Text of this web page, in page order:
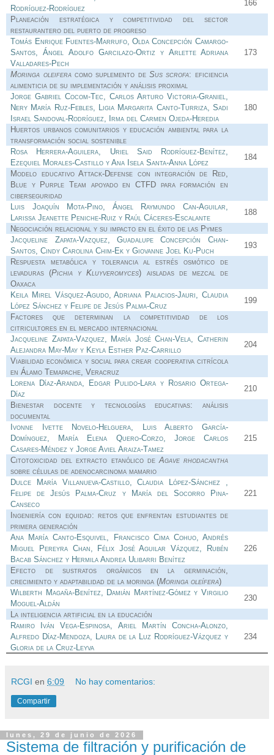
Rodríguez-Rodríguez
166
Planeación estratégica y competitividad del sector
restaurantero del puerto de progreso
Tomás Enrique Fuentes-Marrufo, Olda Concepción Camargo-
Santos, Ángel Adolfo Garcilazo-Ortiz y Arlette Adriana
Valladares-Pech
173
Moringa oleiferacomo suplemento deSus scrofa: eficiencia
alimenticia de su implementación y análisis proximal
Jorge Gabriel Cocom-Tec, Carlos Arturo Victoria-Graniel,
Nery María Ruz-Febles, Ligia Margarita Canto-Turriza, Sadi
Israel Sandoval-Rodríguez, Irma del Carmen Ojeda-Heredia
180
Huertos urbanos comunitarios y educación ambiental para la
transformación social sostenible
Rosa Herrera-Aguilera, Uriel Said Rodríguez-Benítez,
Ezequiel Morales-Castillo y Ana Isela Santa-Anna López
184
Modelo educativo Attack-Defense con integración de Red,
Blue y Purple Team apoyado en CTFD para formación en
ciberseguridad
Luis Joaquín Mota-Pino, Ángel Raymundo Can-Aguilar,
Larissa Jeanette Peniche-Ruiz y Raúl Cáceres-Escalante
188
Negociación relacional y su impacto en el éxito de las Pymes
Jacqueline Zapata-Vazquez, Guadalupe Concepción Chan-
Santos, Cindy Carolina Chim-Ek y Giovanne Joel Ku-Puch
193
Respuesta metabólica y tolerancia al estrés osmótico de
levaduras (Pichia y Kluyveromyces) aisladas de mezcal de
Oaxaca
Keila Mirel Vásquez-Agudo, Adriana Palacios-Jauri, Claudia
López Sánchez y Felipe de Jesús Palma-Cruz
199
Factores que determinan la competitividad de los
citricultores en el mercado internacional
Jacqueline Zapata-Vazquez, María José Chan-Vela, Catherin
Alejandra May-May y Keyla Esther Paz-Carrillo
204
Viabilidad económica y social para crear cooperativa citrícola
en Álamo Temapache, Veracruz
Lorena Díaz-Aranda, Edgar Pulido-Lara y Rosario Ortega-
Díaz
210
Bienestar docente y tecnologías educativas: análisis
documental
Ivonne Ivette Novelo-Helguera, Luis Alberto García-
Domínguez, María Elena Quero-Corzo, Jorge Carlos
Casares-Méndez y Jorge Aviel Araiza-Tamez
215
Citotoxicidad del extracto etanólico deAgave rhodacantha
sobre células de adenocarcinoma mamario
Dulce María Villanueva-Castillo, Claudia López-Sánchez ,
Felipe de Jesús Palma-Cruz y María del Socorro Pina-
Canseco
221
Ingeniería con equidad: retos que enfrentan estudiantes de
primera generación
Ana María Canto-Esquivel, Francisco Cima Cohuo, Andrés
Miguel Pereyra Chan, Félix José Aguilar Vázquez, Rubén
Bacab Sánchez y Hermila Andrea Ulibarri Benítez
226
Efecto de sustratos orgánicos en la germinación,
crecimiento y adaptabilidad de la moringa (Moringa oleífera)
Wilberth Magaña-Benítez, Damián Martínez-Gómez y Virgilio
Moguel-Aldán
230
La inteligencia artificial en la educación
Ramiro Iván Vega-Espinosa, Ariel Martín Concha-Alonzo,
Alfredo Díaz-Mendoza, Laura de la Luz Rodríguez-Vázquez y
Gloria de la Cruz-Leyva
234
RCGI en 6:09 No hay comentarios:
Compartir
lunes, 29 de junio de 2026
Sistema de filtración y purificación de